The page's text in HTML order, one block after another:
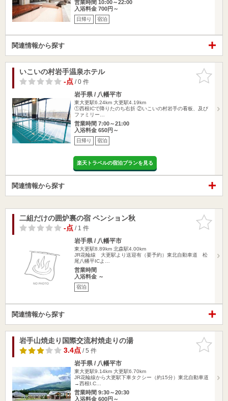
営業時間 10:00～22:00
入浴料金 700円～
日帰り 宿泊
関連情報から探す
お気に入
りに追加
いこいの村岩手温泉ホテル
-点/ 0 件
岩手県 / 八幡平市
東大更駅6.24km 大更駅4.19km
①西根ICで降りたのち右折 ②いこいの村岩手の看板、及び
ファミリー…
営業時間 7:00～21:00
入浴料金 650円～
日帰り 宿泊
楽天トラベルの宿泊プランを見る
関連情報から探す
お気に入
りに追加
二組だけの囲炉裏の宿 ペンション秋
-点/ 1 件
岩手県 / 八幡平市
東大更駅8.89km 北森駅4.00km
JR花輪線 大更駅より送迎有（要予約）東北自動車道 松
尾八幡平ICよ…
営業時間
入浴料金 ～
宿泊
関連情報から探す
お気に入
りに追加
岩手山焼走り国際交流村焼走りの湯
3.4点/ 5 件
岩手県 / 八幡平市
東大更駅9.14km 大更駅6.70km
JR花輪線から大更駅下車タクシー（約15分）東北自動車道
→西根I.C…
営業時間 9:30～20:30
入浴料金 600円～